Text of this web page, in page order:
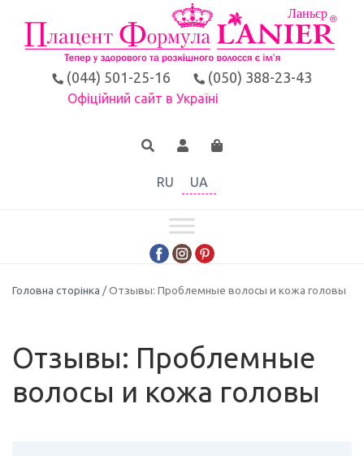
(044) 501-25-16 (050) 388-23-43
Офіційний сайт в Україні
RU UA
Головна сторінка / Отзывы: Проблемные волосы и кожа головы
Отзывы: Проблемные
волосы и кожа головы